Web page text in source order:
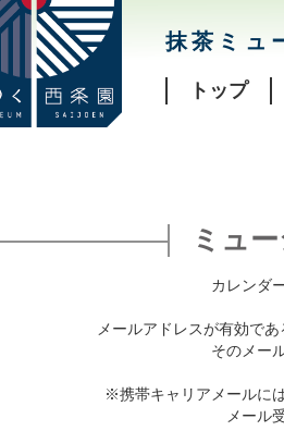
抹茶ミュ
トップ
ミュ
カレンダ
メールアドレスが有効で
そのメー
※携帯キャリアメールに
メール